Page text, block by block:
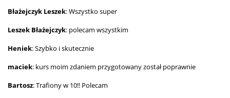
Błażejczyk Leszek: Wszystko super
Leszek Błażejczyk: polecam wszystkim
Heniek: Szybko i skutecznie
maciek: kurs moim zdaniem przygotowany został poprawnie
Bartosz: Trafiony w 10!! Polecam